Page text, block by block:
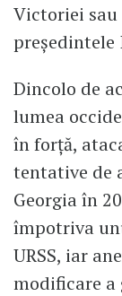
Victoriei sau
preşedintele
Dincolo de
lumea
în forţă,
tentative de
Georgia în
împotriva
URSS, iar
modificare a